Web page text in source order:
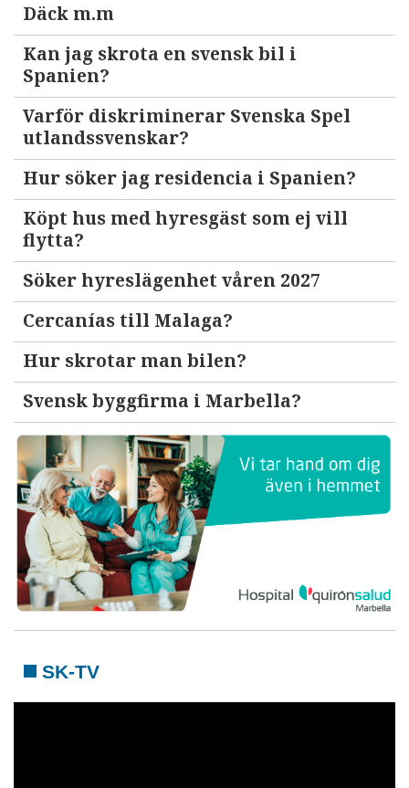
Däck m.m
Kan jag skrota en svensk bil i
Spanien?
Varför diskriminerar Svenska Spel
utlandssvenskar?
Hur söker jag residencia i Spanien?
Köpt hus med hyresgäst som ej vill
flytta?
Söker hyreslägenhet våren 2027
Cercanías till Malaga?
Hur skrotar man bilen?
Svensk byggfirma i Marbella?
SK-TV